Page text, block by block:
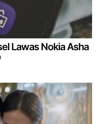
Lawas Nokia Asha